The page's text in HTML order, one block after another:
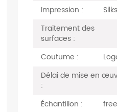
Impression :
Traitement des
surfaces :
Coutume :
Délai de mise en
:
Échantillon :